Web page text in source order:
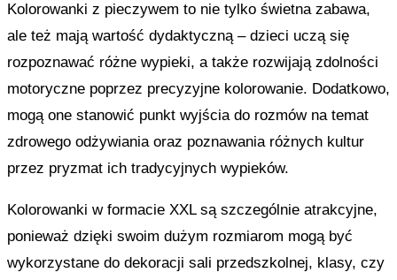
Kolorowanki z pieczywem to nie tylko świetna zabawa,
ale też mają wartość dydaktyczną – dzieci uczą się
rozpoznawać różne wypieki, a także rozwijają zdolności
motoryczne poprzez precyzyjne kolorowanie. Dodatkowo,
mogą one stanowić punkt wyjścia do rozmów na temat
zdrowego odżywiania oraz poznawania różnych kultur
przez pryzmat ich tradycyjnych wypieków.
Kolorowanki w formacie XXL są szczególnie atrakcyjne,
ponieważ dzięki swoim dużym rozmiarom mogą być
wykorzystane do dekoracji sali przedszkolnej, klasy, czy